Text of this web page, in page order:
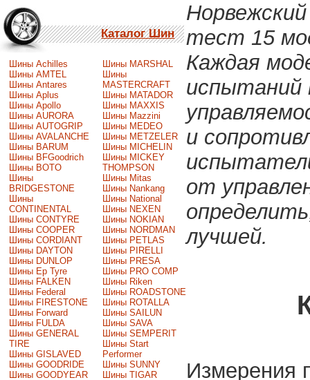
Каталог Шин
Шины Achilles
Шины AMTEL
Шины Antares
Шины Aplus
Шины Apollo
Шины AURORA
Шины AUTOGRIP
Шины AVALANCHE
Шины BARUM
Шины BFGoodrich
Шины BOTO
Шины
BRIDGESTONE
Шины
CONTINENTAL
Шины CONTYRE
Шины COOPER
Шины CORDIANT
Шины DAYTON
Шины DUNLOP
Шины Ep Tyre
Шины FALKEN
Шины Federal
Шины FIRESTONE
Шины Forward
Шины FULDA
Шины GENERAL
TIRE
Шины GISLAVED
Шины GOODRIDE
Шины GOODYEAR
Шины MARSHAL
Шины
MASTERCRAFT
Шины MATADOR
Шины MAXXIS
Шины Mazzini
Шины MEDEO
Шины METZELER
Шины MICHELIN
Шины MICKEY
THOMPSON
Шины Mitas
Шины Nankang
Шины National
Шины NEXEN
Шины NOKIAN
Шины NORDMAN
Шины PETLAS
Шины PIRELLI
Шины PRESA
Шины PRO COMP
Шины Riken
Шины ROADSTONE
Шины ROTALLA
Шины SAILUN
Шины SAVA
Шины SEMPERIT
Шины Start
Performer
Шины SUNNY
Шины TIGAR
тест 15
Каждая
испытаний
и
от
лучшей.
Измерения